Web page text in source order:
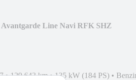
Avantgarde Line Navi RFK SHZ
•129.643 km•135 kW (184 PS) •